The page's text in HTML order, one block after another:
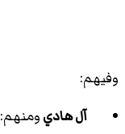
وفيهم:
آل هاديومنهم: